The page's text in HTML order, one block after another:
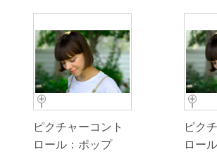
ピクチャーコント
ロール：ポップ
ピク
ロー